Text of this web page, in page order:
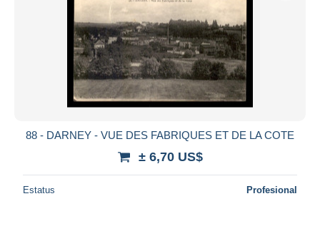
88 - DARNEY - VUE DES FABRIQUES ET DE LA COTE
± 6,70 US$
Estatus Profesional